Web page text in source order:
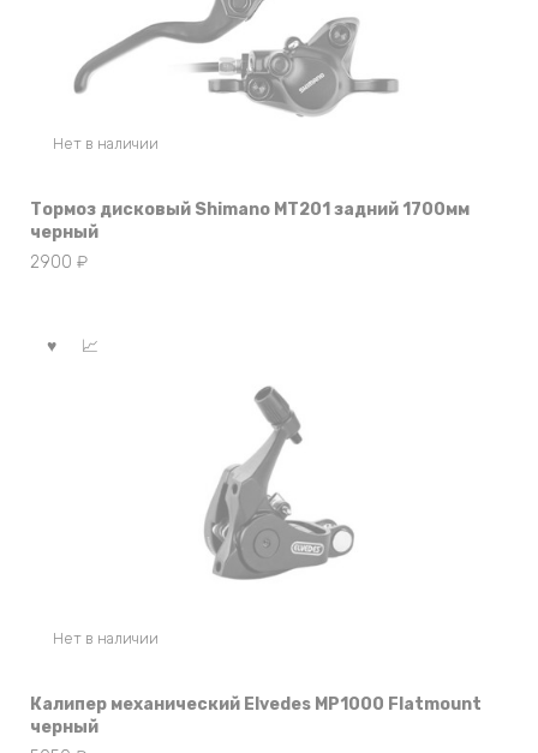
Нет в наличии
Тормоз дисковый Shimano MT201 задний 1700мм
черный
2900 ₽
Нет в наличии
Калипер механический Elvedes MP1000 Flatmount
черный